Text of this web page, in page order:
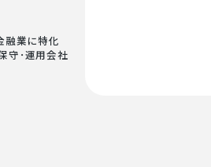
融業に特化
守･運用会社